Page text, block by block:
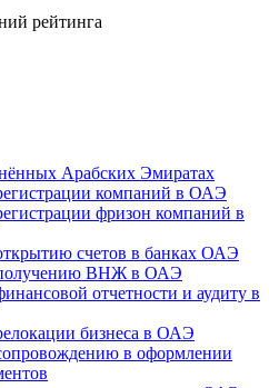
рейтинга
Арабских Эмиратах
компаний в ОАЭ
фризон компаний в
счетов в банках ОАЭ
ВНЖ в ОАЭ
отчетности и аудиту в
бизнеса в ОАЭ
в оформлении